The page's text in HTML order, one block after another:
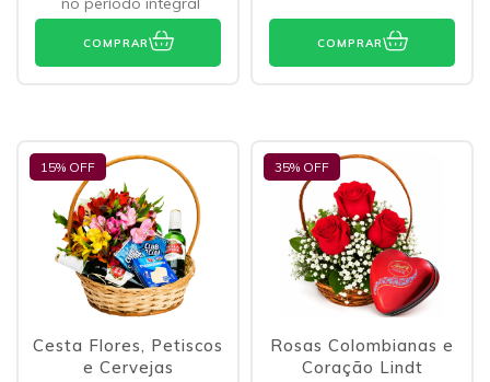
COMPRAR COMPRAR
15% OFF
Cesta Flores, Petiscos
e Cervejas
35% OFF
Rosas Colombianas e
Coração Lindt